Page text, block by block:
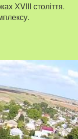
ХVІІІ століття.